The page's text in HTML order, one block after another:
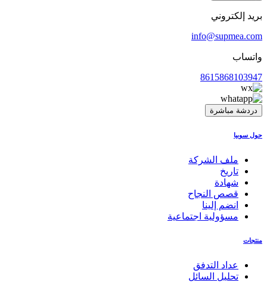
بريد إلكتروني
info@supmea.com
واتساب
8615868103947
دردشة مباشرة
حول سوبيا
ملف الشركة
تاريخ
شهادة
قصص النجاح
انضم إلينا
مسؤولية اجتماعية
منتجات
عداد التدفق
تحليل السائل